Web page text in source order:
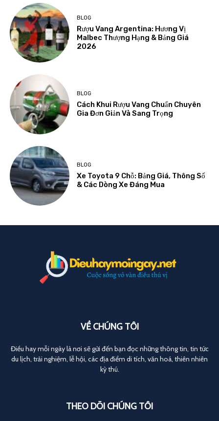
BLOG
Rượu Vang Argentina: Hương Vị
Malbec Thượng Hạng & Bảng Giá
2026
BLOG
Cách Khui Rượu Vang Chuẩn Chuyên
Gia Đơn Giản Và Sang Trọng
BLOG
Xe Toyota 9 Chỗ: Bảng Giá, Thông Số
& Các Dòng Xe Đáng Mua
VỀ CHÚNG TÔI
Điều hay mỗi ngày là nơi sẽ gửi đến bạn đọc những thông tin, tin tức
du lịch, trải nghiệm, lễ hội, các địa điểm di tích, văn hoá, thiên nhiên
kỳ thú.
THEO DÕI CHÚNG TÔI